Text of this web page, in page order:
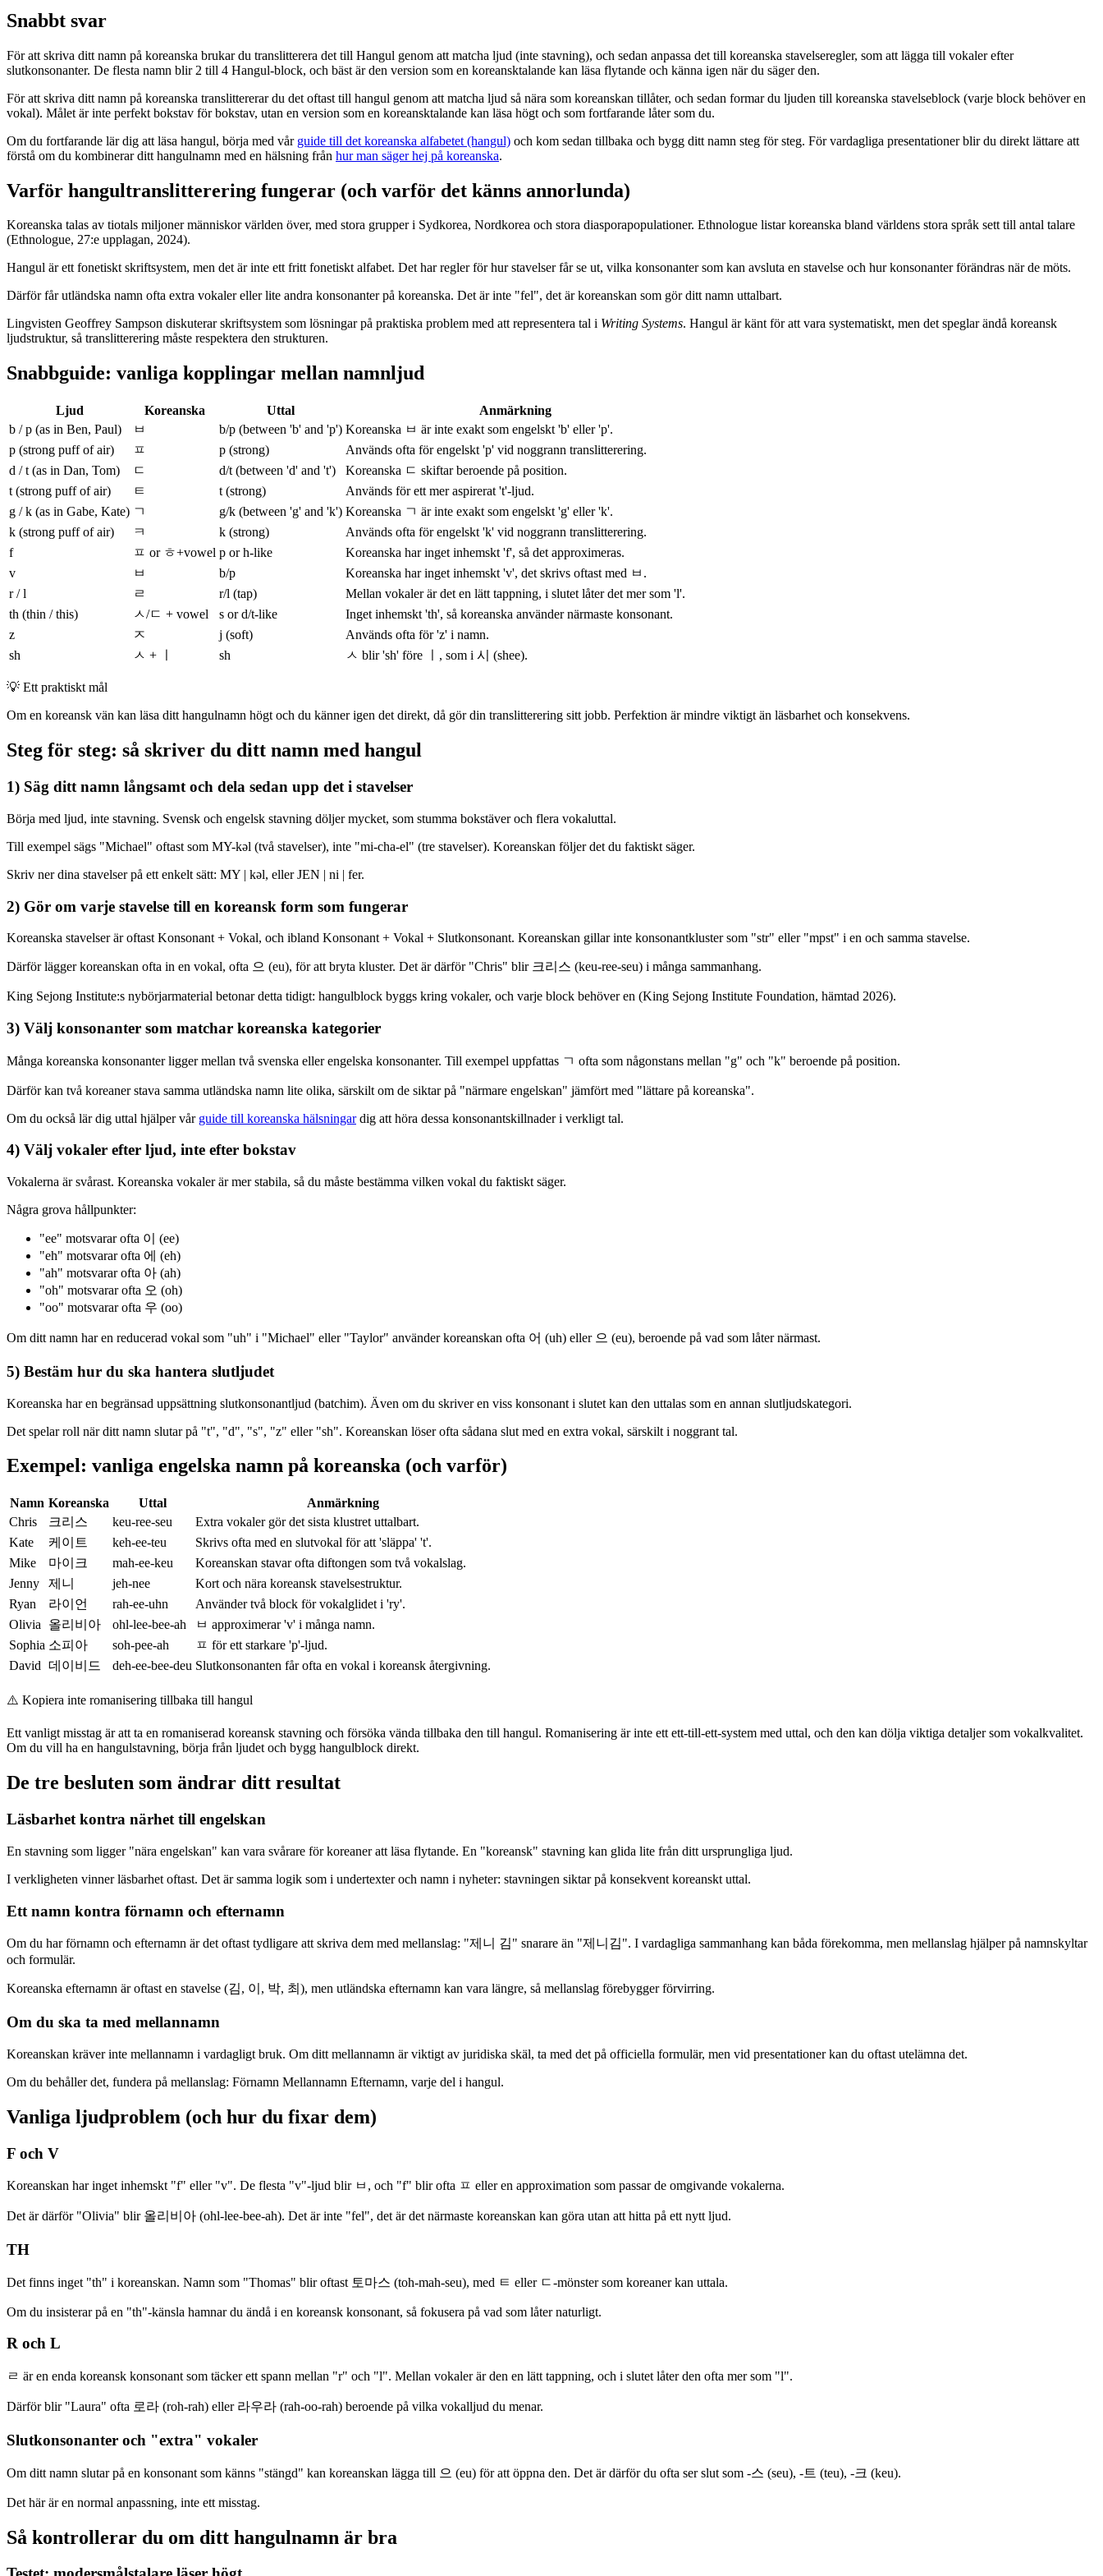
Snabbt svar
För att skriva ditt namn på koreanska brukar du translitterera det till Hangul genom att matcha ljud (inte stavning), och sedan anpassa det till koreanska stavelseregler, som att lägga till vokaler efter
slutkonsonanter. De flesta namn blir 2 till 4 Hangul-block, och bäst är den version som en koreansktalande kan läsa flytande och känna igen när du säger den.
För att skriva ditt namn på koreanska translittererar du det oftast till hangul genom att matcha ljud så nära som koreanskan tillåter, och sedan formar du ljuden till koreanska stavelseblock (varje block behöver en
vokal). Målet är inte perfekt bokstav för bokstav, utan en version som en koreansktalande kan läsa högt och som fortfarande låter som du.
Om du fortfarande lär dig att läsa hangul, börja med vår guide till det koreanska alfabetet (hangul) och kom sedan tillbaka och bygg ditt namn steg för steg. För vardagliga presentationer blir du direkt lättare att
förstå om du kombinerar ditt hangulnamn med en hälsning från hur man säger hej på koreanska.
Varför hangultranslitterering fungerar (och varför det känns annorlunda)
Koreanska talas av tiotals miljoner människor världen över, med stora grupper i Sydkorea, Nordkorea och stora diasporapopulationer. Ethnologue listar koreanska bland världens stora språk sett till antal talare
(Ethnologue, 27:e upplagan, 2024).
Hangul är ett fonetiskt skriftsystem, men det är inte ett fritt fonetiskt alfabet. Det har regler för hur stavelser får se ut, vilka konsonanter som kan avsluta en stavelse och hur konsonanter förändras när de möts.
Därför får utländska namn ofta extra vokaler eller lite andra konsonanter på koreanska. Det är inte "fel", det är koreanskan som gör ditt namn uttalbart.
Lingvisten Geoffrey Sampson diskuterar skriftsystem som lösningar på praktiska problem med att representera tal i Writing Systems. Hangul är känt för att vara systematiskt, men det speglar ändå koreansk
ljudstruktur, så translitterering måste respektera den strukturen.
Snabbguide: vanliga kopplingar mellan namnljud
Ljud Koreanska Uttal
Anmärkning
b / p (as in Ben, Paul)
ㅂ b/p (between 'b' and 'p') Koreanska ㅂ är inte exakt som engelskt 'b' eller 'p'.
p (strong puff of air)
ㅍ p (strong)
Används ofta för engelskt 'p' vid noggrann translitterering.
d / t (as in Dan, Tom)
ㄷ d/t (between 'd' and 't')
Koreanska ㄷ skiftar beroende på position.
t (strong puff of air)
ㅌ t (strong)
Används för ett mer aspirerat 't'-ljud.
g / k (as in Gabe, Kate) ㄱ g/k (between 'g' and 'k') Koreanska ㄱ är inte exakt som engelskt 'g' eller 'k'.
k (strong puff of air)
ㅋ k (strong)
Används ofta för engelskt 'k' vid noggrann translitterering.
f
ㅍ or ㅎ+vowel p or h-like
Koreanska har inget inhemskt 'f', så det approximeras.
v
ㅂ b/p
Koreanska har inget inhemskt 'v', det skrivs oftast med ㅂ.
r / l
ㄹ r/l (tap)
Mellan vokaler är det en lätt tappning, i slutet låter det mer som 'l'.
th (thin / this)
ㅅ/ㄷ + vowel s or d/t-like
Inget inhemskt 'th', så koreanska använder närmaste konsonant.
z
ㅈ j (soft)
Används ofta för 'z' i namn.
sh
ㅅ + ㅣ sh ㅅ blir 'sh' före ㅣ, som i 시 (shee).
💡 Ett praktiskt mål
Om en koreansk vän kan läsa ditt hangulnamn högt och du känner igen det direkt, då gör din translitterering sitt jobb. Perfektion är mindre viktigt än läsbarhet och konsekvens.
Steg för steg: så skriver du ditt namn med hangul
1) Säg ditt namn långsamt och dela sedan upp det i stavelser
Börja med ljud, inte stavning. Svensk och engelsk stavning döljer mycket, som stumma bokstäver och flera vokaluttal.
Till exempel sägs "Michael" oftast som MY-kəl (två stavelser), inte "mi-cha-el" (tre stavelser). Koreanskan följer det du faktiskt säger.
Skriv ner dina stavelser på ett enkelt sätt: MY | kəl, eller JEN | ni | fer.
2) Gör om varje stavelse till en koreansk form som fungerar
Koreanska stavelser är oftast Konsonant + Vokal, och ibland Konsonant + Vokal + Slutkonsonant. Koreanskan gillar inte konsonantkluster som "str" eller "mpst" i en och samma stavelse.
Därför lägger koreanskan ofta in en vokal, ofta 으 (eu), för att bryta kluster. Det är därför "Chris" blir 크리스 (keu-ree-seu) i många sammanhang.
King Sejong Institute:s nybörjarmaterial betonar detta tidigt: hangulblock byggs kring vokaler, och varje block behöver en (King Sejong Institute Foundation, hämtad 2026).
3) Välj konsonanter som matchar koreanska kategorier
Många koreanska konsonanter ligger mellan två svenska eller engelska konsonanter. Till exempel uppfattas ㄱ ofta som någonstans mellan "g" och "k" beroende på position.
Därför kan två koreaner stava samma utländska namn lite olika, särskilt om de siktar på "närmare engelskan" jämfört med "lättare på koreanska".
Om du också lär dig uttal hjälper vår guide till koreanska hälsningardig att höra dessa konsonantskillnader i verkligt tal.
4) Välj vokaler efter ljud, inte efter bokstav
Vokalerna är svårast. Koreanska vokaler är mer stabila, så du måste bestämma vilken vokal du faktiskt säger.
Några grova hållpunkter:
"ee" motsvarar ofta 이 (ee)
"eh" motsvarar ofta 에 (eh)
"ah" motsvarar ofta 아 (ah)
"oh" motsvarar ofta 오 (oh)
"oo" motsvarar ofta 우 (oo)
Om ditt namn har en reducerad vokal som "uh" i "Michael" eller "Taylor" använder koreanskan ofta 어 (uh) eller 으 (eu), beroende på vad som låter närmast.
5) Bestäm hur du ska hantera slutljudet
Koreanska har en begränsad uppsättning slutkonsonantljud (batchim). Även om du skriver en viss konsonant i slutet kan den uttalas som en annan slutljudskategori.
Det spelar roll när ditt namn slutar på "t", "d", "s", "z" eller "sh". Koreanskan löser ofta sådana slut med en extra vokal, särskilt i noggrant tal.
Exempel: vanliga engelska namn på koreanska (och varför)
Namn Koreanska Uttal
Anmärkning
Chris
크리스 keu-ree-seu
Extra vokaler gör det sista klustret uttalbart.
Kate
케이트 keh-ee-teu
Skrivs ofta med en slutvokal för att 'släppa' 't'.
Mike
마이크 mah-ee-keu
Koreanskan stavar ofta diftongen som två vokalslag.
Jenny
제니 jeh-nee
Kort och nära koreansk stavelsestruktur.
Ryan
라이언 rah-ee-uhn
Använder två block för vokalglidet i 'ry'.
Olivia
올리비아 ohl-lee-bee-ah
ㅂ approximerar 'v' i många namn.
Sophia 소피아 soh-pee-ah
ㅍ för ett starkare 'p'-ljud.
David 데이비드 deh-ee-bee-deu Slutkonsonanten får ofta en vokal i koreansk återgivning.
⚠️ Kopiera inte romanisering tillbaka till hangul
Ett vanligt misstag är att ta en romaniserad koreansk stavning och försöka vända tillbaka den till hangul. Romanisering är inte ett ett-till-ett-system med uttal, och den kan dölja viktiga detaljer som vokalkvalitet.
Om du vill ha en hangulstavning, börja från ljudet och bygg hangulblock direkt.
De tre besluten som ändrar ditt resultat
Läsbarhet kontra närhet till engelskan
En stavning som ligger "nära engelskan" kan vara svårare för koreaner att läsa flytande. En "koreansk" stavning kan glida lite från ditt ursprungliga ljud.
I verkligheten vinner läsbarhet oftast. Det är samma logik som i undertexter och namn i nyheter: stavningen siktar på konsekvent koreanskt uttal.
Ett namn kontra förnamn och efternamn
Om du har förnamn och efternamn är det oftast tydligare att skriva dem med mellanslag: "제니 김" snarare än "제니김". I vardagliga sammanhang kan båda förekomma, men mellanslag hjälper på namnskyltar
och formulär.
Koreanska efternamn är oftast en stavelse (김, 이, 박, 최), men utländska efternamn kan vara längre, så mellanslag förebygger förvirring.
Om du ska ta med mellannamn
Koreanskan kräver inte mellannamn i vardagligt bruk. Om ditt mellannamn är viktigt av juridiska skäl, ta med det på officiella formulär, men vid presentationer kan du oftast utelämna det.
Om du behåller det, fundera på mellanslag: Förnamn Mellannamn Efternamn, varje del i hangul.
Vanliga ljudproblem (och hur du fixar dem)
F och V
Koreanskan har inget inhemskt "f" eller "v". De flesta "v"-ljud blir ㅂ, och "f" blir ofta ㅍ eller en approximation som passar de omgivande vokalerna.
Det är därför "Olivia" blir 올리비아 (ohl-lee-bee-ah). Det är inte "fel", det är det närmaste koreanskan kan göra utan att hitta på ett nytt ljud.
TH
Det finns inget "th" i koreanskan. Namn som "Thomas" blir oftast 토마스 (toh-mah-seu), med ㅌ eller ㄷ-mönster som koreaner kan uttala.
Om du insisterar på en "th"-känsla hamnar du ändå i en koreansk konsonant, så fokusera på vad som låter naturligt.
R och L
ㄹ är en enda koreansk konsonant som täcker ett spann mellan "r" och "l". Mellan vokaler är den en lätt tappning, och i slutet låter den ofta mer som "l".
Därför blir "Laura" ofta 로라 (roh-rah) eller 라우라 (rah-oo-rah) beroende på vilka vokalljud du menar.
Slutkonsonanter och "extra" vokaler
Om ditt namn slutar på en konsonant som känns "stängd" kan koreanskan lägga till 으 (eu) för att öppna den. Det är därför du ofta ser slut som -스 (seu), -트 (teu), -크 (keu).
Det här är en normal anpassning, inte ett misstag.
Så kontrollerar du om ditt hangulnamn är bra